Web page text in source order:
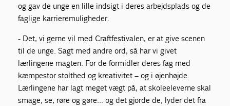
og gav de unge en lille indsigt i deres arbejdsplads og de
faglige karrieremuligheder.
- Det, vi gerne vil med Craftfestivalen, er at give scenen
til de unge. Sagt med andre ord, så har vi givet
lærlingene magten. For de formidler deres fag med
kæmpestor stolthed og kreativitet – og i øjenhøjde.
Lærlingene har lagt meget vægt på, at skoleeleverne skal
smage, se, røre og gøre... og det gjorde de, lyder det fra